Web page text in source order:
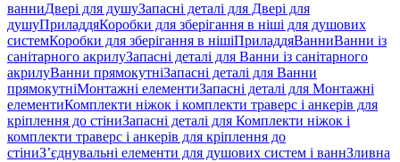
ванниДвері для душуЗапасні деталі для Двері для
душуПриладдяКоробки для зберігання в ніші для душових
системКоробки для зберігання в нішіПриладдяВанниВанни із
санітарного акрилуЗапасні деталі для Ванни із санітарного
акрилуВанни прямокутніЗапасні деталі для Ванни
прямокутніМонтажні елементиЗапасні деталі для Монтажні
елементиКомплекти ніжок і комплекти траверс і анкерів для
кріплення до стіниЗапасні деталі для Комплекти ніжок і
комплекти траверс і анкерів для кріплення до
стіниЗ’єднувальні елементи для душових систем і ваннЗливна